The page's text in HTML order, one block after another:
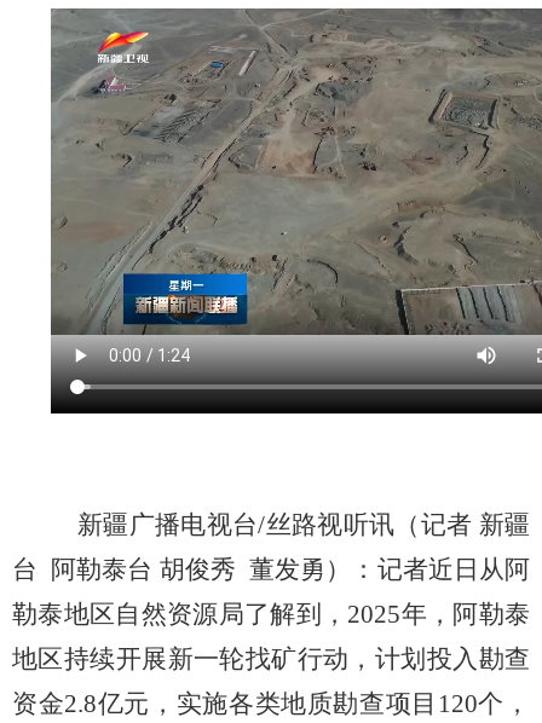
新疆广播电视台/丝路视听讯（记者 新疆
台
阿勒泰台 胡俊秀 董发勇）：记者近日从阿
勒泰地区自然资源局了解到， 2025年，阿勒泰
地区持续开展新一轮找矿行动，计划投入勘查
资金2.8亿元，实施各类地质勘查项目 120个，